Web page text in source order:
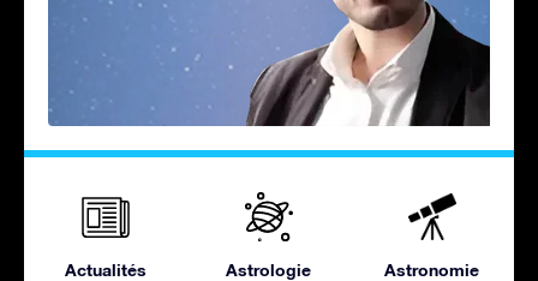
Actualités Astrologie Astronomie